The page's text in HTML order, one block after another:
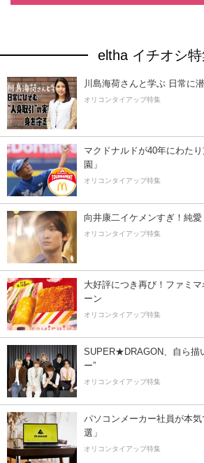
eltha イチオシ
川島海荷さんと学ぶ 日常に
オリコンタイアップ特集
マクドナルドが40年にわた
園」
オリコンタイアップ特集
向井康二イケメンすぎ！純愛
オリコンタイアップ特集
大好評につき再び！ファミ
ーン
オリコンタイアップ特集
SUPER★DRAGON、自ら描
ー”
オリコンタイアップ特集
パソコンメーカー社員が本
選」
オリコンタイアップ特集